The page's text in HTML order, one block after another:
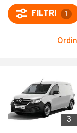
Auto Km 0
Auto Nuove
Noleggio a
Moto
Camper
Veicoli
ACCEDI
3